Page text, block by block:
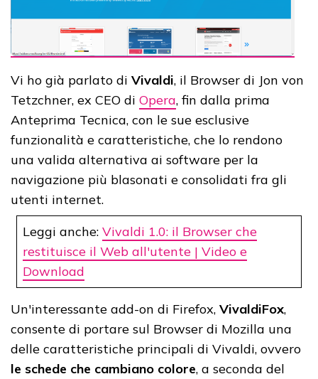
Vi ho già parlato di Vivaldi, il Browser di Jon von
Tetzchner, ex CEO di Opera, fin dalla prima
Anteprima Tecnica, con le sue esclusive
funzionalità e caratteristiche, che lo rendono
una valida alternativa ai software per la
navigazione più blasonati e consolidati fra gli
utenti internet.
Leggi anche: Vivaldi 1.0: il Browser che
restituisce il Web all'utente | Video e
Download
Un'interessante add-on di Firefox, VivaldiFox,
consente di portare sul Browser di Mozilla una
delle caratteristiche principali di Vivaldi, ovvero
le schede che cambiano colore, a seconda del